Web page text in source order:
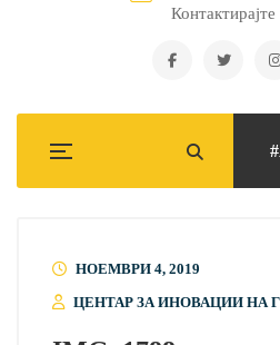
Контактирајте
НОЕМВРИ 4, 2019
ЦЕНТАР ЗА ИНОВАЦИИ НА